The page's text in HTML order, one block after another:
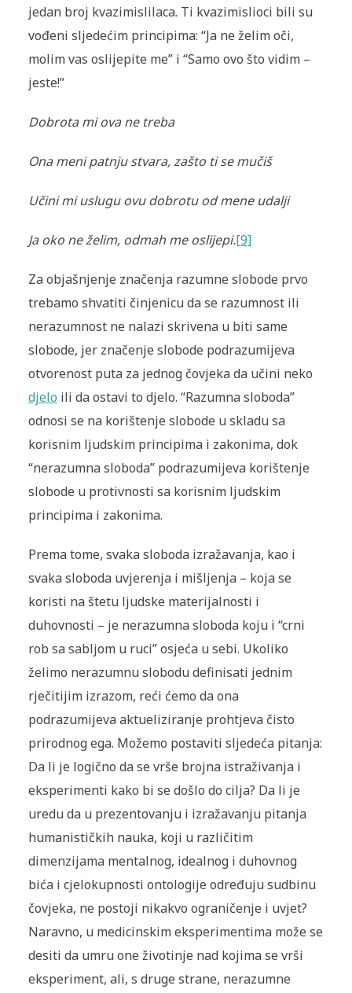
jedan broj kvazimislilaca. Ti kvazimislioci bili su
vođeni sljedećim principima: “Ja ne želim oči,
molim vas oslijepite me” i “Samo ovo što vidim –
jeste!”
Dobrota mi ova ne treba
Ona meni patnju stvara, zašto ti se mučiš
Učini mi uslugu ovu dobrotu od mene udalji
Ja oko ne želim, odmah me oslijepi.[9]
Za objašnjenje značenja razumne slobode prvo
trebamo shvatiti činjenicu da se razumnost ili
nerazumnost ne nalazi skrivena u biti same
slobode, jer značenje slobode podrazumijeva
otvorenost puta za jednog čovjeka da učini neko
djelo ili da ostavi to djelo. “Razumna sloboda”
odnosi se na korištenje slobode u skladu sa
korisnim ljudskim principima i zakonima, dok
“nerazumna sloboda” podrazumijeva korištenje
slobode u protivnosti sa korisnim ljudskim
principima i zakonima.
Prema tome, svaka sloboda izražavanja, kao i
svaka sloboda uvjerenja i mišljenja – koja se
koristi na štetu ljudske materijalnosti i
duhovnosti – je nerazumna sloboda koju i “crni
rob sa sabljom u ruci” osjeća u sebi. Ukoliko
želimo nerazumnu slobodu definisati jednim
rječitijim izrazom, reći ćemo da ona
podrazumijeva aktueliziranje prohtjeva čisto
prirodnog ega. Možemo postaviti sljedeća pitanja:
Da li je logično da se vrše brojna istraživanja i
eksperimenti kako bi se došlo do cilja? Da li je
uredu da u prezentovanju i izražavanju pitanja
humanističkih nauka, koji u različitim
dimenzijama mentalnog, idealnog i duhovnog
bića i cjelokupnosti ontologije određuju sudbinu
čovjeka, ne postoji nikakvo ograničenje i uvjet?
Naravno, u medicinskim eksperimentima može se
desiti da umru one životinje nad kojima se vrši
eksperiment, ali, s druge strane, nerazumne